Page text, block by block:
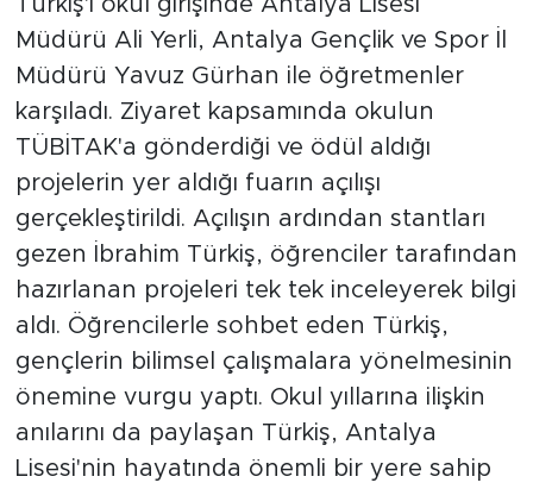
Türkiş'i okul girişinde Antalya Lisesi
Müdürü Ali Yerli, Antalya Gençlik ve Spor İl
Müdürü Yavuz Gürhan ile öğretmenler
karşıladı. Ziyaret kapsamında okulun
TÜBİTAK'a gönderdiği ve ödül aldığı
projelerin yer aldığı fuarın açılışı
gerçekleştirildi. Açılışın ardından stantları
gezen İbrahim Türkiş, öğrenciler tarafından
hazırlanan projeleri tek tek inceleyerek bilgi
aldı. Öğrencilerle sohbet eden Türkiş,
gençlerin bilimsel çalışmalara yönelmesinin
önemine vurgu yaptı. Okul yıllarına ilişkin
anılarını da paylaşan Türkiş, Antalya
Lisesi'nin hayatında önemli bir yere sahip